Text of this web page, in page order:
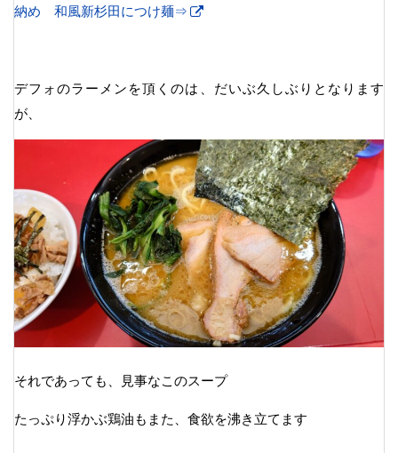
納め 和風新杉田につけ麺⇒
デフォのラーメンを頂くのは、だいぶ久しぶりとなります
が、
それであっても、見事なこのスープ
たっぷり浮かぶ鶏油もまた、食欲を沸き立てます